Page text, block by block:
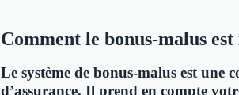
Comment le bonus-malus
Le système de bonus-malus est une
d’assurance. Il prend en compte